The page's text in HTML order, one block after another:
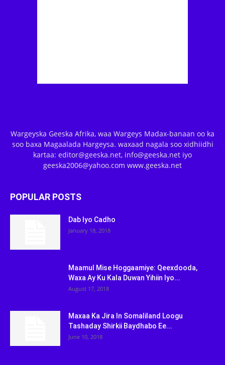
Wargeyska Geeska Afrika, waa Wargeys Madax-banaan oo ka
soo baxa Magaalada Hargeysa. waxaad nagala soo xidhiidhi
kartaa: editor@geeska.net, info@geeska.net iyo
geeska2006@yahoo.com www.geeska.net
POPULAR POSTS
Dab Iyo Cadho
January 18, 2018
Maamul Mise Hoggaamiye: Qeexdooda,
Waxa Ay Ku Kala Duwan Yihiin Iyo...
August 17, 2018
Maxaa Ka Jira In Somaliland Loogu
Tashaday Shirkii Baydhabo Ee...
June 10, 2018